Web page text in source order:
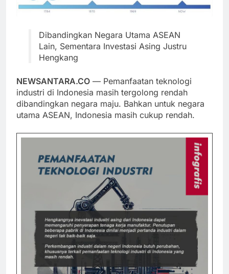
Dibandingkan Negara Utama ASEAN
Lain, Sementara Investasi Asing Justru
Hengkang
NEWSANTARA.CO — Pemanfaatan teknologi
industri di Indonesia masih tergolong rendah
dibandingkan negara maju. Bahkan untuk negara
utama ASEAN, Indonesia masih cukup rendah.